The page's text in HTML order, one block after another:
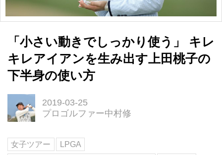
「小さい動きでしっかり使う」 キレ
キレアイアンを生み出す上田桃子の
下半身の使い方
2019-03-25
プロゴルファー中村修
女子ツアー
LPGA